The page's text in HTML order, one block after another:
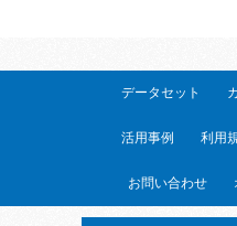
データセット
活用事例 利用
お問い合わせ